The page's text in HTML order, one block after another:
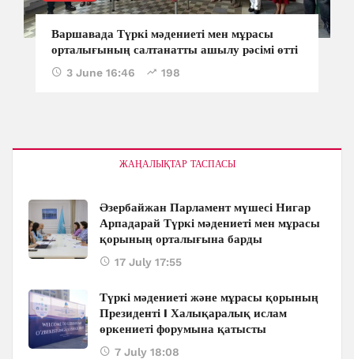
Варшавада Түркі мәдениеті мен мұрасы
орталығының салтанатты ашылу рәсімі өтті
3 June 16:46 198
ЖАҢАЛЫҚТАР ТАСПАСЫ
Әзербайжан Парламент мүшесі Нигар
Арпадарай Түркі мәдениеті мен мұрасы
қорының орталығына барды
17 July 17:55
Түркі мәдениеті және мұрасы қорының
Президенті I Халықаралық ислам
өркениеті форумына қатысты
7 July 18:08